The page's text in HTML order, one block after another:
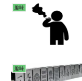
趣味
趣味